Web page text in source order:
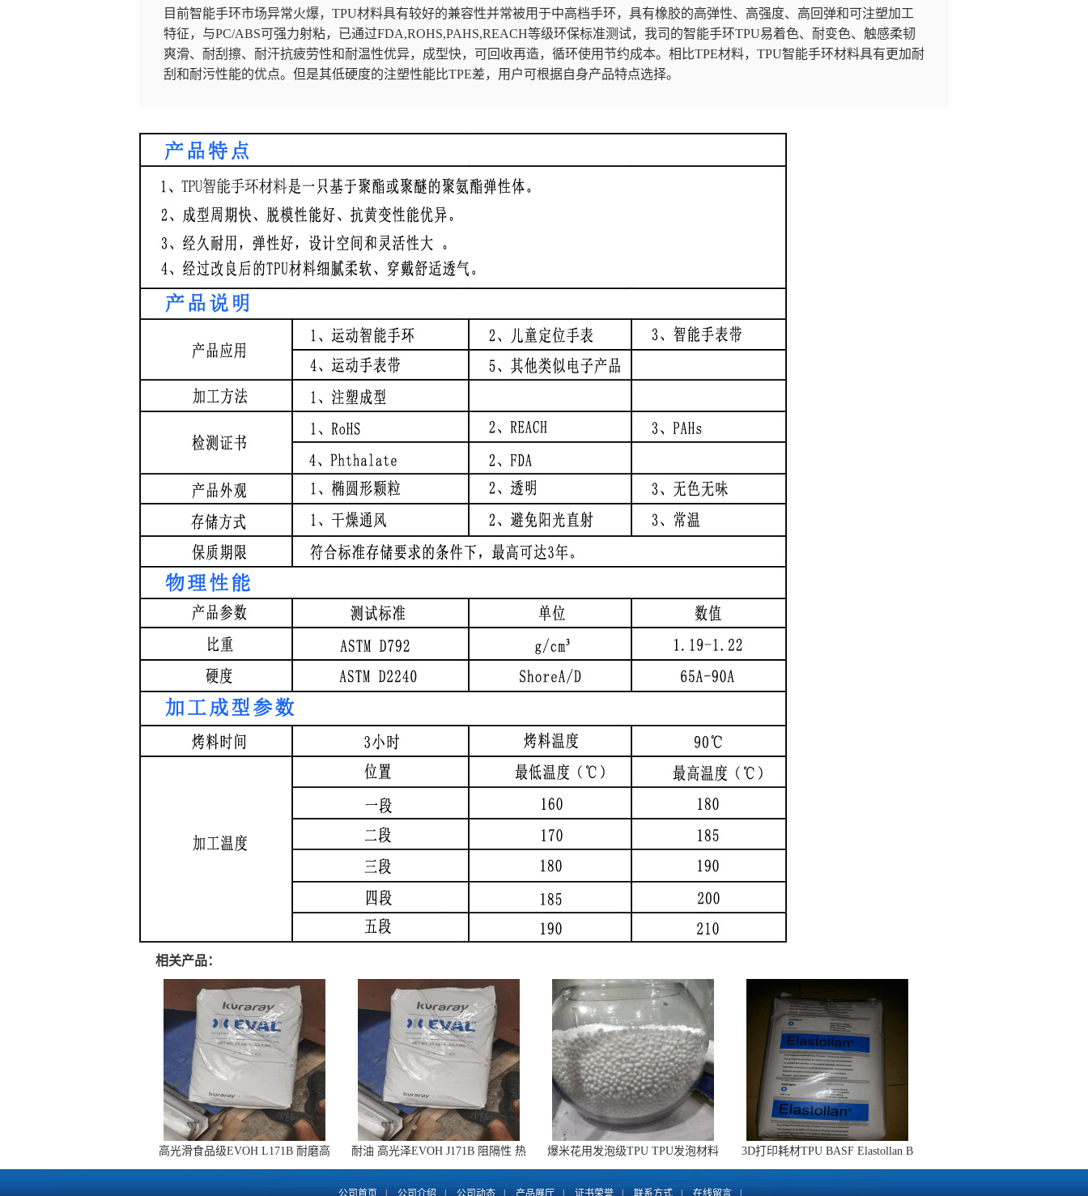
目前智能手环市场异常火爆，TPU材料具有较好的兼容性并常被用于中高档手环，具有橡胶的高弹性、高强度、高回弹和可注塑加工
特征，与PC/ABS可强力射粘，已通过FDA,ROHS,PAHS,REACH等级环保标准测试，我司的智能手环TPU易着色、耐变色、触感柔韧
爽滑、耐刮擦、耐汗抗疲劳性和耐温性优异，成型快，可回收再造，循环使用节约成本。相比TPE材料，TPU智能手环材料具有更加耐
刮和耐污性能的优点。但是其低硬度的注塑性能比TPE差，用户可根据自身产品特点选择。
相关产品：
高光滑食品级EVOH L171B 耐磨高
透明 无菌包装
耐油 高光泽EVOH J171B 阻隔性 热
成型共挤膜
爆米花用发泡级TPU TPU发泡材料
运动鞋底TPU
3D打印耗材TPU BASF Elastollan B
系列包胶护套
公司首页 | 公司介绍 | 公司动态 | 产品展厅 | 证书荣誉 | 联系方式 | 在线留言 |